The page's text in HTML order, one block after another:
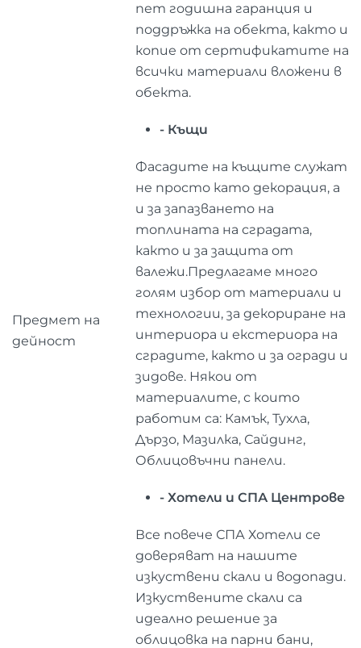
Предмет на
дейност
пет годишна гаранция и
поддръжка на обекта, както и
копие от сертификатите на
всички материали вложени в
обекта.
- Къщи
Фасадите на къщите служат
не просто като декорация, а
и за запазването на
топлината на сградата,
както и за защита от
валежи.Предлагаме много
голям избор от материали и
технологии, за декориране на
интериора и екстериора на
сградите, както и за огради и
зидове. Някои от
материалите, с които
работим са: Камък, Тухла,
Дързо, Мазилка, Сайдинг,
Облицовъчни панели.
- Хотели и СПА Центрове
Все повече СПА Хотели се
доверяват на нашите
изкуствени скали и водопади.
Изкуствените скали са
идеално решение за
облицовка на парни бани,